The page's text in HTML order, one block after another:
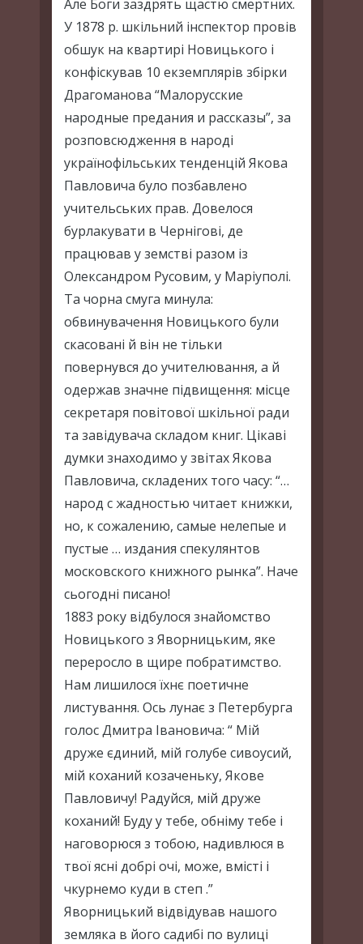
Але Боги заздрять щастю смертних.
У 1878 р. шкільний інспектор провів
обшук на квартирі Новицького і
конфіскував 10 екземплярів збірки
Драгоманова “Малорусские
народные предания и рассказы”, за
розповсюдження в народі
українофільських тенденцій Якова
Павловича було позбавлено
учительських прав. Довелося
бурлакувати в Чернігові, де
працював у земстві разом із
Олександром Русовим, у Маріуполі.
Та чорна смуга минула:
обвинувачення Новицького були
скасовані й він не тільки
повернувся до учителювання, а й
одержав значне підвищення: місце
секретаря повітової шкільної ради
та завідувача складом книг. Цікаві
думки знаходимо у звітах Якова
Павловича, складених того часу: “…
народ с жадностью читает книжки,
но, к сожалению, самые нелепые и
пустые … издания спекулянтов
московского книжного рынка”. Наче
сьогодні писано!
1883 року відбулося знайомство
Новицького з Яворницьким, яке
переросло в щире побратимство.
Нам лишилося їхнє поетичне
листування. Ось лунає з Петербурга
голос Дмитра Івановича: “ Мій
друже єдиний, мій голубе сивоусий,
мій коханий козаченьку, Якове
Павловичу! Радуйся, мій друже
коханий! Буду у тебе, обніму тебе і
наговорюся з тобою, надивлюся в
твої ясні добрі очі, може, вмісті і
чкурнемо куди в степ .”
Яворницький відвідував нашого
земляка в його садибі по вулиці